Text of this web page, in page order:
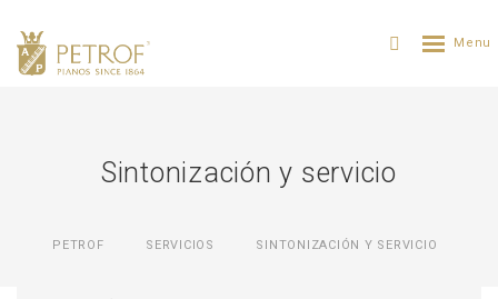
Sintonización y servicio
PETROF SERVICIOS SINTONIZACIÓN Y SERVICIO